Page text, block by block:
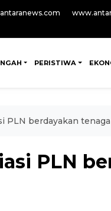
PERISTIWA
PLN berdayakan
PLN